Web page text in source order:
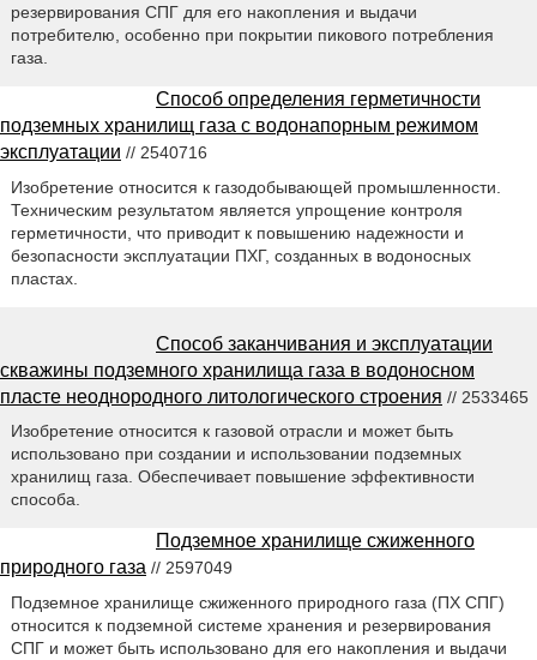
резервирования СПГ для его накопления и выдачи
потребителю, особенно при покрытии пикового потребления
газа.
Способ определения герметичности
подземных хранилищ газа с водонапорным режимом
эксплуатации // 2540716
Изобретение относится к газодобывающей промышленности.
Техническим результатом является упрощение контроля
герметичности, что приводит к повышению надежности и
безопасности эксплуатации ПХГ, созданных в водоносных
пластах.
Способ заканчивания и эксплуатации
скважины подземного хранилища газа в водоносном
пласте неоднородного литологического строения // 2533465
Изобретение относится к газовой отрасли и может быть
использовано при создании и использовании подземных
хранилищ газа. Обеспечивает повышение эффективности
способа.
Подземное хранилище сжиженного
природного газа // 2597049
Подземное хранилище сжиженного природного газа (ПХ СПГ)
относится к подземной системе хранения и резервирования
СПГ и может быть использовано для его накопления и выдачи